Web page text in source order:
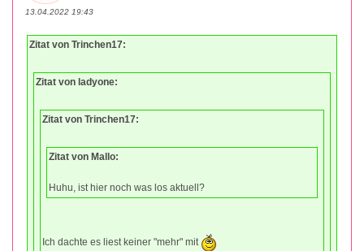
13.04.2022 19:43
Zitat von Trinchen17:
Zitat von ladyone:
Zitat von Trinchen17:
Zitat von Mallo:
Huhu, ist hier noch was los aktuell?
Ich dachte es liest keiner "mehr" mit